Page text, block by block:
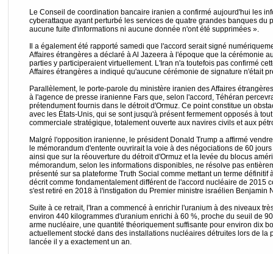
Le Conseil de coordination bancaire iranien a confirmé aujourd'hui les
cyberattaque ayant perturbé les services de quatre grandes banques du
aucune fuite d'informations ni aucune donnée n'ont été supprimées ».
Il a également été rapporté samedi que l'accord serait signé
Affaires étrangères a déclaré à Al Jazeera à l'époque que la cérémonie
parties y participeraient virtuellement. L'Iran n'a toutefois pas confirmé
Affaires étrangères a indiqué qu'aucune cérémonie de signature n'était
Parallèlement, le porte-parole du ministère iranien des Affaires
à l'agence de presse iranienne Fars que, selon l'accord, Téhéran
prétendument fournis dans le détroit d'Ormuz. Ce point constitue un
avec les États-Unis, qui se sont jusqu'à présent fermement opposés à
commerciale stratégique, totalement ouverte aux navires civils et aux
Malgré l'opposition iranienne, le président Donald Trump a affirmé
le mémorandum d'entente ouvrirait la voie à des négociations de 60
ainsi que sur la réouverture du détroit d'Ormuz et la levée du blocus
mémorandum, selon les informations disponibles, ne résolve pas
présenté sur sa plateforme Truth Social comme mettant un terme
décrit comme fondamentalement différent de l'accord nucléaire de 2015
s'est retiré en 2018 à l'instigation du Premier ministre israélien Benjamin
Suite à ce retrait, l'Iran a commencé à enrichir l'uranium à des niveaux
environ 440 kilogrammes d'uranium enrichi à 60 %, proche du seuil de
arme nucléaire, une quantité théoriquement suffisante pour environ dix
actuellement stocké dans des installations nucléaires détruites lors de la
lancée il y a exactement un an.